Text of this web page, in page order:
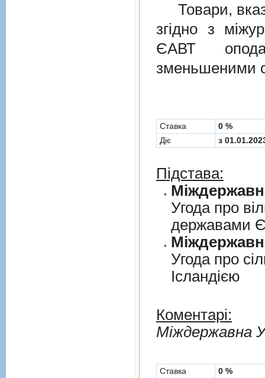
Товари,
згiдно з
ЄАВТ
зменьшеними
Cтавка
0 %
Діє
з
Підстава:
Угода про
державами
Угода про
Iсландiєю
Коментарі:
Мiждержавна
Cтавка
0 %